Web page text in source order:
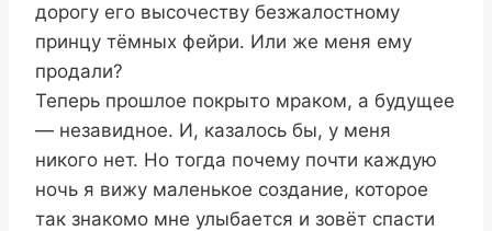
дорогу его высочеству безжалостному
принцу тёмных фейри. Или же меня ему
продали?
Теперь прошлое покрыто мраком, а будущее
— незавидное. И, казалось бы, у меня
никого нет. Но тогда почему почти каждую
ночь я вижу маленькое создание, которое
так знакомо мне улыбается и зовёт спасти